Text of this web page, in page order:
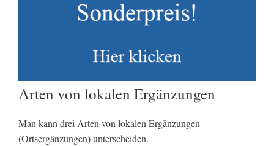
Arten von lokalen Ergänzungen
Man kann drei Arten von lokalen Ergänzungen
(Ortsergänzungen) unterscheiden.